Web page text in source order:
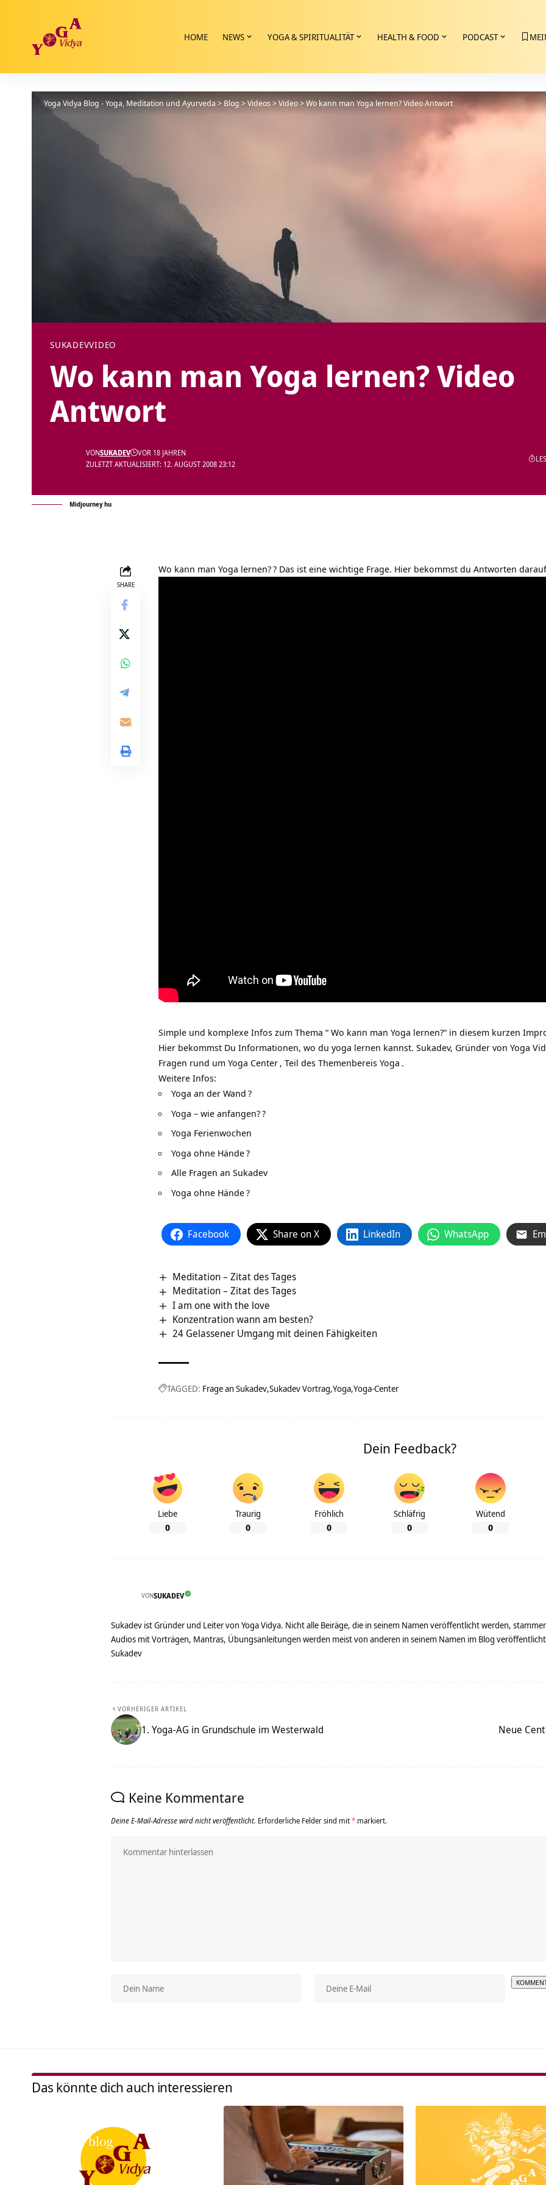
HOME NEWS YOGA & SPIRITUALITÄT HEALTH & FOOD PODCAST
Yoga Vidya Blog - Yoga, Meditation und Ayurveda>Blog>Videos>Video>Wo kann man Yoga lernen? Video Antwort
SUKADEVVIDEO
Wo kann man Yoga lernen? Video
Antwort
ZULETZT AKTUALISIERT: 12. AUGUST 2008 23:12
VONSUKADEV VOR 18 JAHREN
Midjourney hu
SHARE
Wo kann man Yoga lernen?? Das ist eine wichtige Frage. Hier bekommst du Antworten
Simple und komplexe Infos zum Thema “ Wo kann man Yoga lernen?“ in diesem kurzen
Hier bekommst Du Informationen, wo du yoga lernen kannst. Sukadev, Gründer von Yoga
Fragen rund um Yoga Center , Teil des Themenbereis Yoga .
Weitere Infos:
Yoga an der Wand ?
Yoga – wie anfangen??
Yoga Ferienwochen
Yoga ohne Hände?
Alle Fragen an Sukadev
Yoga ohne Hände?
Facebook Share on X LinkedIn WhatsApp
Meditation – Zitat des Tages
Meditation – Zitat des Tages
I am one with the love
Konzentration wann am besten?
24 Gelassener Umgang mit deinen Fähigkeiten
TAGGED: Frage an Sukadev Sukadev Vortrag Yoga Yoga-Center
Dein Feedback?
Liebe
0
Traurig
0
Fröhlich
0
Schläfrig
0
Wütend
0
VONSUKADEV
Sukadev ist Gründer und Leiter von Yoga Vidya. Nicht alle Beiräge, die in seinem Namen veröffentlicht werden,
Audios mit Vorträgen, Mantras, Übungsanleitungen werden meist von anderen in seinem Namen im Blog
Sukadev
VORHERIGER ARTIKEL
1. Yoga-AG in Grundschule im Westerwald Neue
Keine Kommentare
Deine E-Mail-Adresse wird nicht veröffentlicht. Erforderliche Felder sind mit* markiert.
Das könnte dich auch interessieren